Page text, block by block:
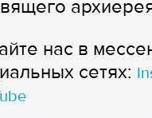
нас в
сетях: